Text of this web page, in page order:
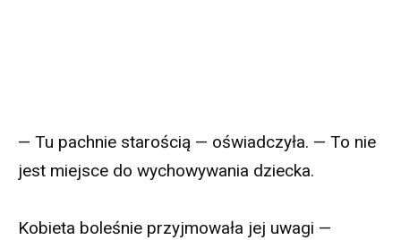
— Tu pachnie starością — oświadczyła. — To nie
jest miejsce do wychowywania dziecka.
Kobieta boleśnie przyjmowała jej uwagi —